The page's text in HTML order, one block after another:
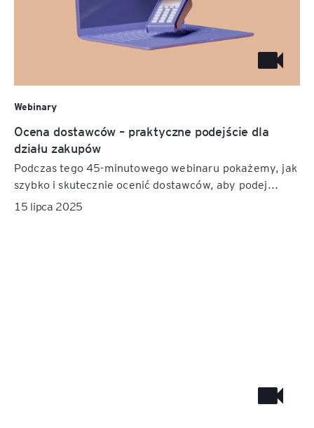
Webinary
Ocena dostawców – praktyczne podejście dla
działu zakupów
Podczas tego 45-minutowego webinaru pokażemy, jak
szybko i skutecznie ocenić dostawców, aby podej...
15 lipca 2025